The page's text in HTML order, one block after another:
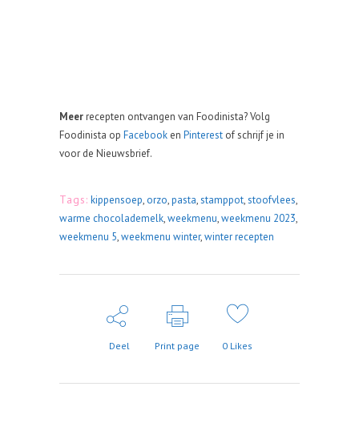
Meerrecepten ontvangen van Foodinista? Volg
Foodinista op Facebook en Pinterest of schrijf je in
voor de Nieuwsbrief.
Tags: kippensoep, orzo,pasta,stamppot,stoofvlees,
warme chocolademelk,weekmenu,weekmenu 2023,
weekmenu 5,weekmenu winter,winter recepten
Deel Print page 0 Likes